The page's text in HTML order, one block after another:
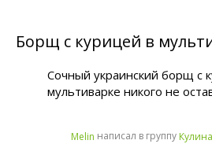
Борщ с курицей в
Сочный украинский борщ с
мультиварке никого не
Melin написал в группу